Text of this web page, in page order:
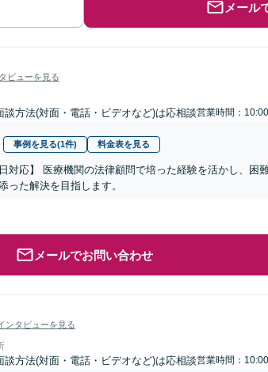
メール
ビューを見る
談方法(対面・電話・ビデオなど)は応相談営業時間：
事例を見る(1件) 料金表を見る
対応】 医療機関の法律顧問で培った経験を活かし、困
った解決を目指します。
メールでお問い合わせ
ンタビューを見る
談方法(対面・電話・ビデオなど)は応相談営業時間：